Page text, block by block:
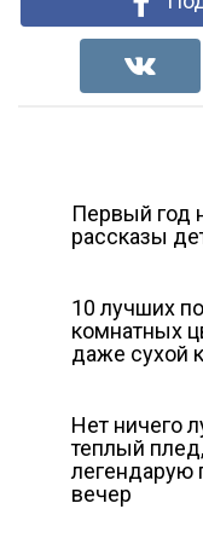
Первый год
рассказы
10 лучших
комнатных
даже сухой
Нет ничего
теплый
легендарую
вечер